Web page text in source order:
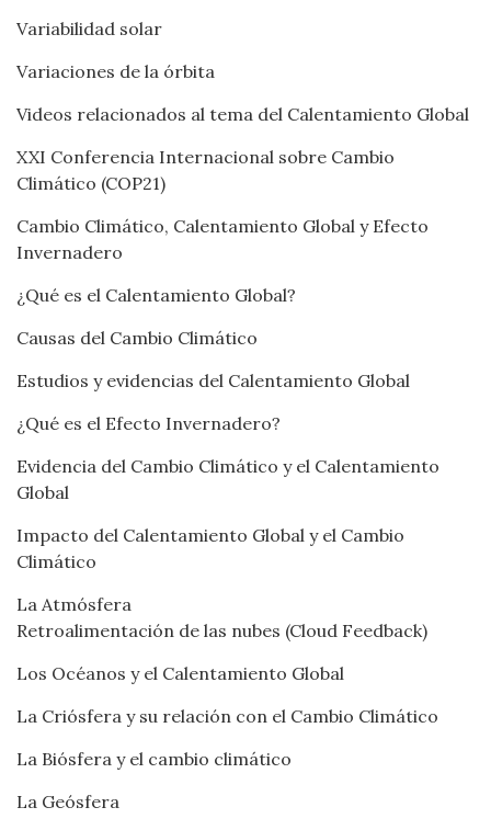
Variabilidad solar
Variaciones de la órbita
Videos relacionados al tema del Calentamiento Global
XXI Conferencia Internacional sobre Cambio
Climático (COP21)
Cambio Climático, Calentamiento Global y Efecto
Invernadero
¿Qué es el Calentamiento Global?
Causas del Cambio Climático
Estudios y evidencias del Calentamiento Global
¿Qué es el Efecto Invernadero?
Evidencia del Cambio Climático y el Calentamiento
Global
Impacto del Calentamiento Global y el Cambio
Climático
La Atmósfera
Retroalimentación de las nubes (Cloud Feedback)
Los Océanos y el Calentamiento Global
La Criósfera y su relación con el Cambio Climático
La Biósfera y el cambio climático
La Geósfera